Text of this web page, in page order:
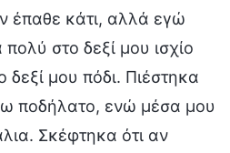
έπαθε κάτι, αλλά εγώ
στο δεξί μου ισχίο
μου πόδι. Πιέστηκα
ποδήλατο, ενώ μέσα μου
Σκέφτηκα ότι αν